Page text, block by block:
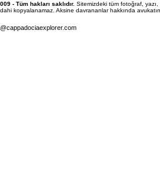
- Tüm hakları saklıdır. Sitemizdeki tüm fotoğraf,
kopyalanamaz. Aksine davrananlar hakkında